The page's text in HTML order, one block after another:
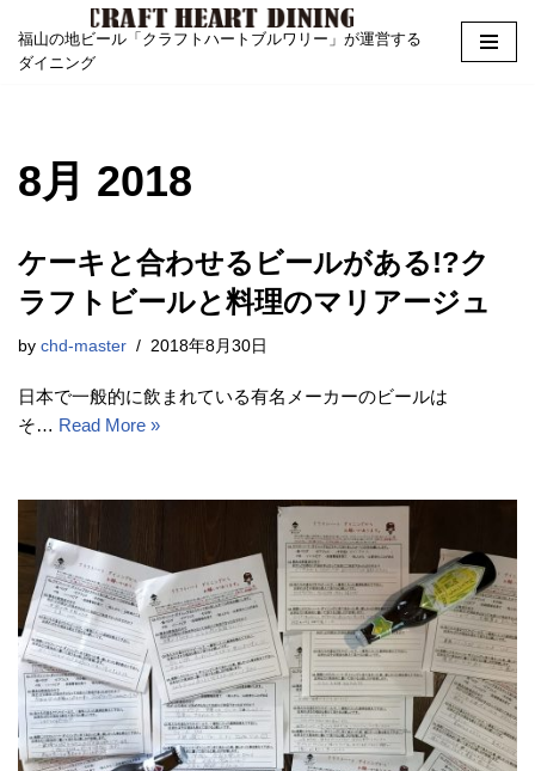
Skip
福山の地ビール「クラフトハートブルワリー」が運営する
ダイニング
8月 2018
ケーキと合わせるビールがある!?ク
ラフトビールと料理のマリアージュ
by chd-master 2018年8月30日
日本で一般的に飲まれている有名メーカーのビールは
そ… Read More »